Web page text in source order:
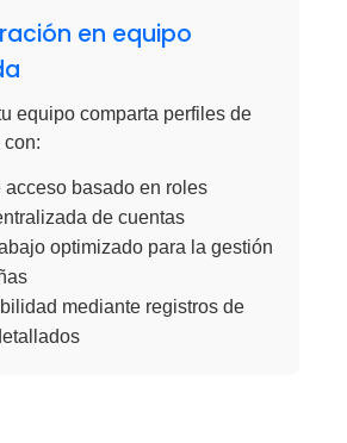
en equipo
equipo comparta perfiles de
con:
acceso basado en roles
de cuentas
optimizado para la gestión
mediante registros de